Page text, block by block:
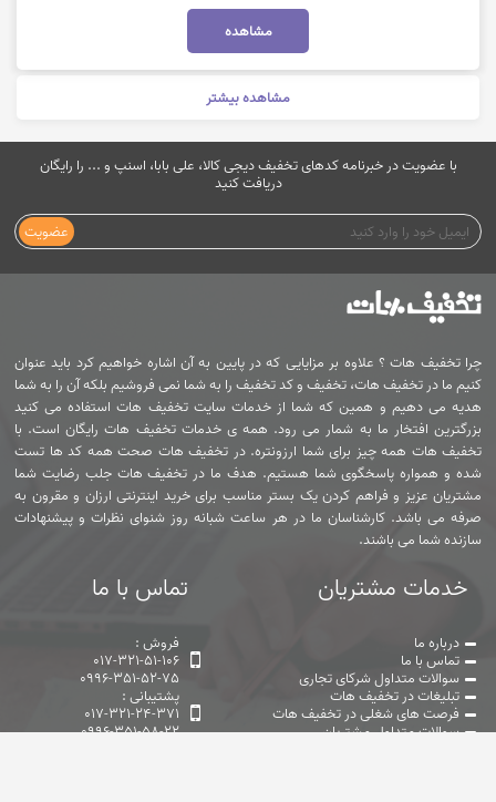
مشاهده
مشاهده بیشتر
با عضویت در خبرنامه کدهای تخفیف دیجی کالا، علی بابا، اسنپ و ... را رایگان
دریافت کنید
عضویت
چرا تخفیف هات ؟ علاوه بر مزایایی که در پایین به آن اشاره خواهیم کرد باید عنوان
کنیم ما در تخفیف هات، تخفیف و کد تخفیف را به شما نمی فروشیم بلکه آن را به شما
هدیه می دهیم و همین که شما از خدمات سایت تخفیف هات استفاده می کنید
بزرگترین افتخار ما به شمار می رود. همه ی خدمات تخفیف هات رایگان است. با
تخفیف هات همه چیز برای شما ارزونتره. در تخفیف هات صحت همه کد ها تست
شده و همواره پاسخگوی شما هستیم. هدف ما در تخفیف هات جلب رضایت شما
مشتریان عزیز و فراهم کردن یک بستر مناسب برای خرید اینترنتی ارزان و مقرون به
صرفه می باشد. کارشناسان ما در هر ساعت شبانه روز شنوای نظرات و پیشنهادات
سازنده شما می باشند.
خدمات مشتریان
درباره ما
تماس با ما
سوالات متداول شرکای تجاری
تبلیغات در تخفیف هات
فرصت های شغلی در تخفیف هات
سوالات متداول مشتریان
تماس با ما
فروش :
017-321-51-106
0996-351-52-75
پشتیبانی :
017-321-24-371
0996-351-58-22